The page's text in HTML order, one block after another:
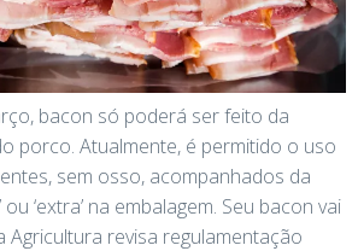
bacon só poderá ser feito da
porco. Atualmente, é permitido o uso
sem osso, acompanhados da
ou ‘extra’ na embalagem. Seu bacon vai
Agricultura revisa regulamentação